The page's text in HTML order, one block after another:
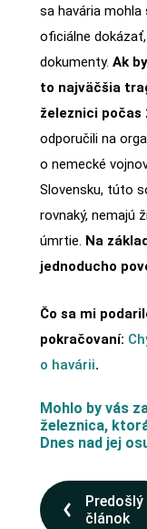
sa havária
oficiálne
dokumenty. Ak
to najväčšia
železnici počas
odporučili na
o nemecké
Slovensku, túto
rovnaký, nemajú
úmrtie. Na
jednoducho
Čo sa mi
pokračovaní:
o havárii.
Mohlo by vás
železnica,
Dnes nad jej
Predošlý
článok